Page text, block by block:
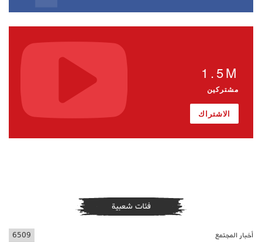
1.5M
مشتركين
الاشتراك
فئات شعبية
أخبار المجتمع 6509